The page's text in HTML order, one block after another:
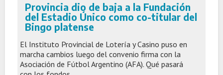
Provincia dio de baja a la Fundación
del Estadio Único como co-titular del
Bingo platense
El Instituto Provincial de Lotería y Casino puso en
marcha cambios luego del convenio firma con la
Asociación de Fútbol Argentino (AFA). Qué pasará